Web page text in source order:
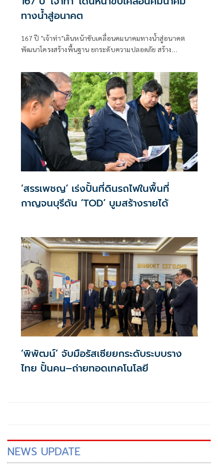
ทางน้ำสู่อนาคต
167 ปี "เจ้าท่า"เดินหน้าขับเคลื่อนคมนาคมทางน้ำสู่อนาคต
พัฒนาโครงสร้างพื้นฐาน ยกระดับความปลอดภัย สร้าง
‘สรรเพชญ’ เร่งปั้นที่ดินรถไฟในพื้นที่
กาญจนบุรีดัน ‘TOD’ บูมสร้างรายได้
‘พิพัฒน์’ จับมือรัสเซียยกระดับระบบราง
ไทย ปั้นคน–ถ่ายทอดเทคโนโลยี
NEWS UPDATE